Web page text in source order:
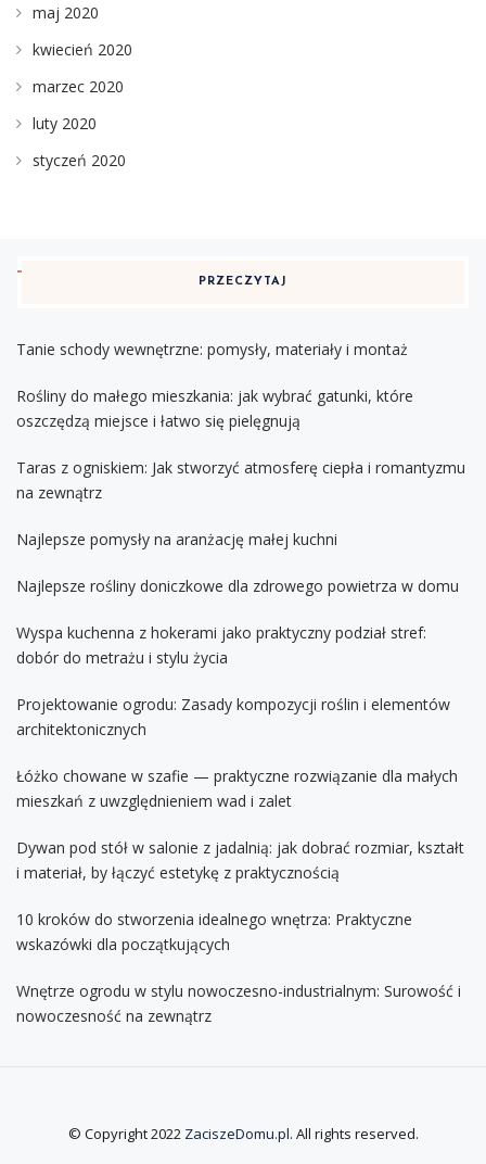
maj 2020
kwiecień 2020
marzec 2020
luty 2020
styczeń 2020
PRZECZYTAJ
Tanie schody wewnętrzne: pomysły, materiały i montaż
Rośliny do małego mieszkania: jak wybrać gatunki, które
oszczędzą miejsce i łatwo się pielęgnują
Taras z ogniskiem: Jak stworzyć atmosferę ciepła i romantyzmu
na zewnątrz
Najlepsze pomysły na aranżację małej kuchni
Najlepsze rośliny doniczkowe dla zdrowego powietrza w domu
Wyspa kuchenna z hokerami jako praktyczny podział stref:
dobór do metrażu i stylu życia
Projektowanie ogrodu: Zasady kompozycji roślin i elementów
architektonicznych
Łóżko chowane w szafie — praktyczne rozwiązanie dla małych
mieszkań z uwzględnieniem wad i zalet
Dywan pod stół w salonie z jadalnią: jak dobrać rozmiar, kształt
i materiał, by łączyć estetykę z praktycznością
10 kroków do stworzenia idealnego wnętrza: Praktyczne
wskazówki dla początkujących
Wnętrze ogrodu w stylu nowoczesno-industrialnym: Surowość i
nowoczesność na zewnątrz
© Copyright 2022 ZaciszeDomu.pl. All rights reserved.